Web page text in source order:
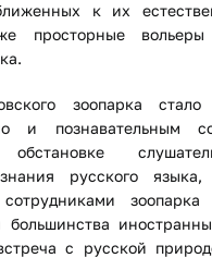
к их
просторные
зоопарка
и познавательным
обстановке
русского
сотрудниками
большинства
с русской